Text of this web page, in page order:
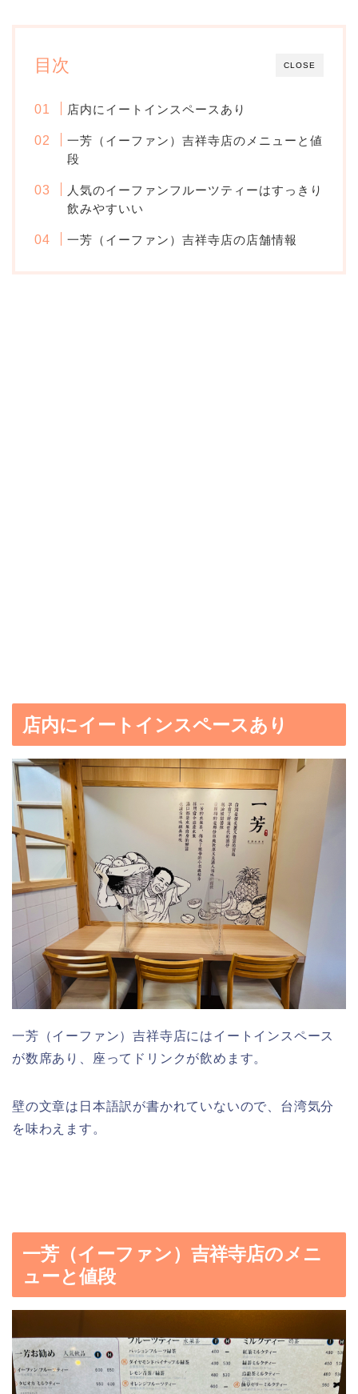
CLOSE
目次
店内にイートインスペースあり
一芳（イーファン）吉祥寺店のメニューと値
段
人気のイーファンフルーツティーはすっきり
飲みやすいい
一芳（イーファン）吉祥寺店の店舗情報
店内にイートインスペースあり
一芳（イーファン）吉祥寺店にはイートインスペース
が数席あり、座ってドリンクが飲めます。
壁の文章は日本語訳が書かれていないので、台湾気分
を味わえます。
一芳（イーファン）吉祥寺店のメニ
ューと値段